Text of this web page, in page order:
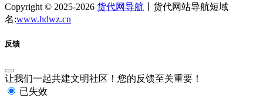
Copyright © 2025-2026 货代网导航 丨货代网站导航短域
名:www.hdwz.cn
反馈
让我们一起共建文明社区！您的反馈至关重要！
已失效